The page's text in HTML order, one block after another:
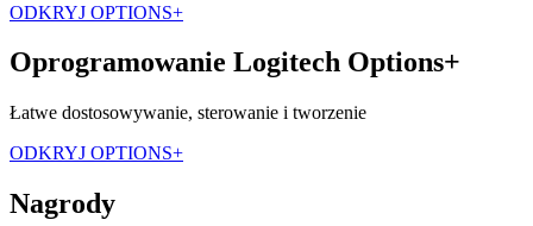
ODKRYJ OPTIONS+
Oprogramowanie Logitech Options+
Łatwe dostosowywanie, sterowanie i tworzenie
ODKRYJ OPTIONS+
Nagrody